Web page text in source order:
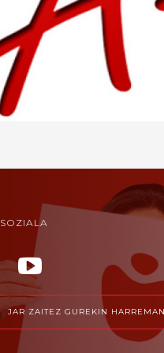
SOZIALA
JAR ZAITEZ GUREKIN